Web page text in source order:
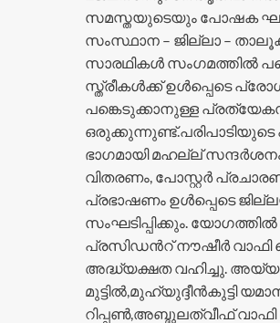
സമസ്തയുടെയും പോഷക
സംസ്ഥാന – ജില്ലാ –
സാരഥികൾ സംഗമത്തിൽ
സ്ത്രീകൾക്ക് ഉൾപ്പെടെ
പങ്കെടുക്കാനുള്ള
ഭാഗമായി മഹല്ല്
വിതരണം, പോസ്റ്റർ
പ്രഭാഷണം ഉൾപ്പെടെ
സംഘടിപ്പിക്കും. യോഗത്തിൽ
പ്രസിഡൻറ് നൗഷീർ വാഫി
അദ്ധ്യക്ഷത വഹിച്ചു.
മുട്ടിൽ,മുഹ്യുദ്ദീൻകുട്ടി
റിപ്പൺ,അബ്ദുലത്വീഫ്